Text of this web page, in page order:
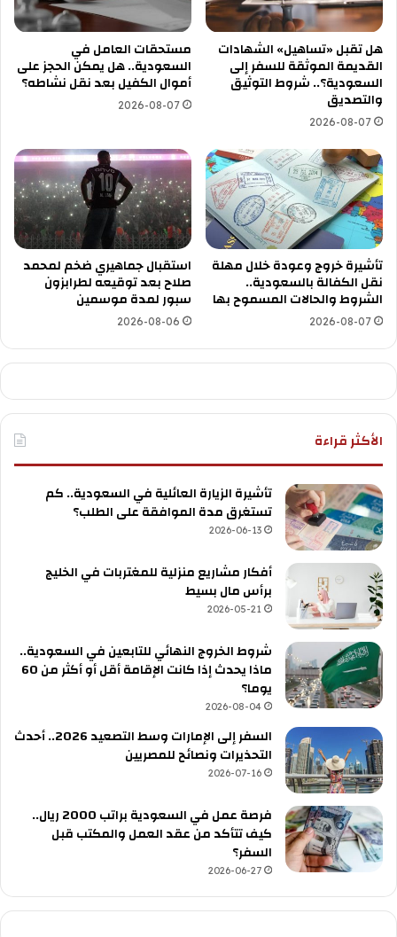
هل تقبل «تساهيل» الشهادات
القديمة الموثقة للسفر إلى
السعودية؟.. شروط التوثيق
والتصديق
2026-08-07
مستحقات العامل في
السعودية.. هل يمكن الحجز على
أموال الكفيل بعد نقل نشاطه؟
2026-08-07
تأشيرة خروج وعودة خلال مهلة
نقل الكفالة بالسعودية..
الشروط والحالات المسموح بها
2026-08-07
استقبال جماهيري ضخم لمحمد
صلاح بعد توقيعه لطرابزون
سبور لمدة موسمين
2026-08-06
الأكثر قراءة
تأشيرة الزيارة العائلية في السعودية.. كم
تستغرق مدة الموافقة على الطلب؟
2026-06-13
أفكار مشاريع منزلية للمغتربات في الخليج
برأس مال بسيط
2026-05-21
شروط الخروج النهائي للتابعين في السعودية..
ماذا يحدث إذا كانت الإقامة أقل أو أكثر من 60
يوما؟
2026-08-04
السفر إلى الإمارات وسط التصعيد 2026.. أحدث
التحذيرات ونصائح للمصريين
2026-07-16
فرصة عمل في السعودية براتب 2000 ريال..
كيف تتأكد من عقد العمل والمكتب قبل
السفر؟
2026-06-27